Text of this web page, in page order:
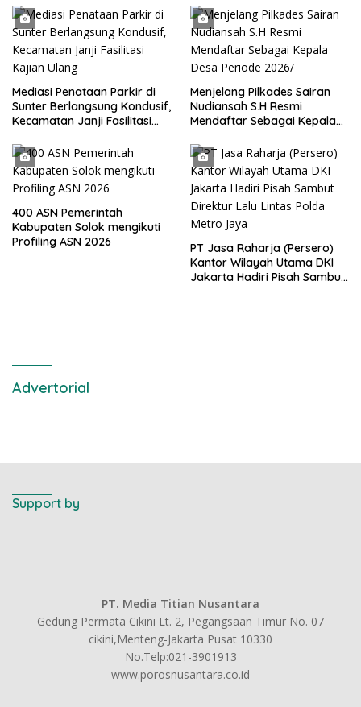
Periode
Mediasi Penataan Parkir di
Sunter Berlangsung Kondusif,
Kecamatan Janji Fasilitasi
Menjelang Pilkades Sairan
Nudiansah S.H Resmi
Mendaftar Sebagai Kepala
400 ASN Pemerintah
Kabupaten Solok mengikuti
Profiling ASN 2026
PT Jasa Raharja (Persero)
Kantor Wilayah Utama DKI
Jakarta Hadiri Pisah Sambut
Advertorial
Support by
PT. Media Titian Nusantara
Gedung Permata Cikini Lt. 2, Pegangsaan Timur No. 07
cikini,Menteng-Jakarta Pusat 10330
No.Telp:021-3901913
www.porosnusantara.co.id